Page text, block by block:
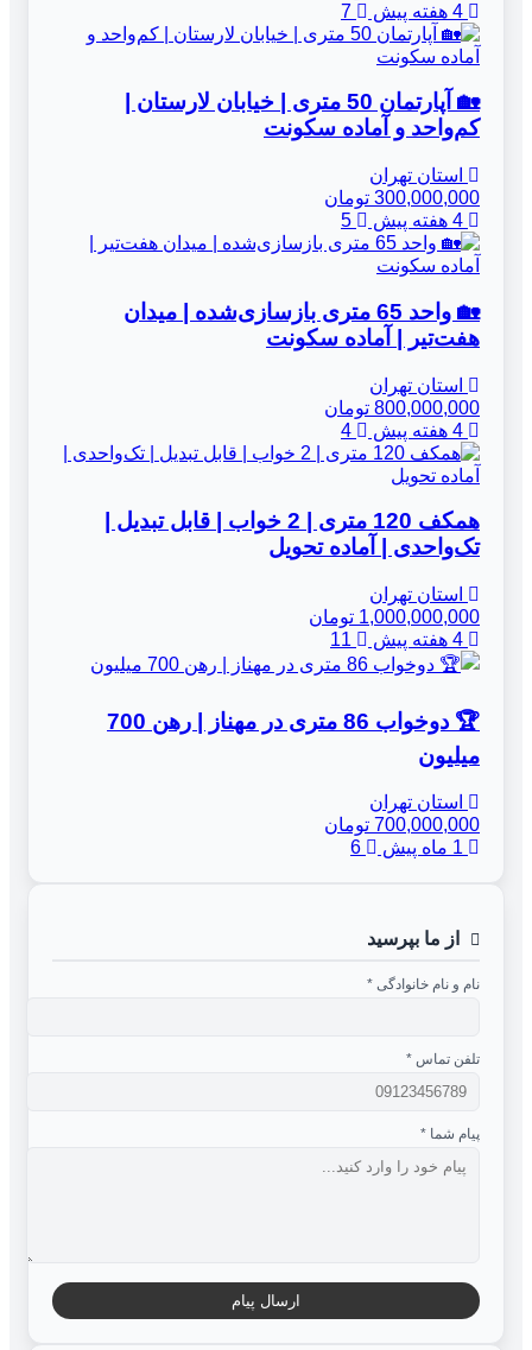
🏡 آپارتمان 50 متری | خیابان لارستان |
کم‌واحد و آماده سکونت
استان تهران
300,000,000 تومان
🏡 واحد 65 متری بازسازی‌شده | میدان
هفت‌تیر | آماده سکونت
استان تهران
800,000,000 تومان
همکف 120 متری | 2 خواب | قابل تبدیل |
تک‌واحدی | آماده تحویل
استان تهران
1,000,000,000 تومان
🏆 دوخواب 86 متری در مهناز | رهن 700
میلیون
استان تهران
700,000,000 تومان
از ما بپرسید
نام و نام خانوادگی *
تلفن تماس *
پیام شما *
ارسال پیام